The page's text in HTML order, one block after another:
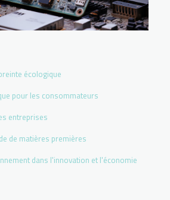
écologique
pour les consommateurs
entreprises
de matières premières
dans l'innovation et l'économie